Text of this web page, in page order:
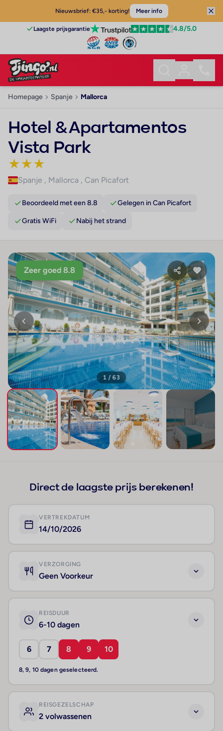
Nieuwsbrief: €35,- korting! Meer info
Laagste prijsgarantie 4.8/5.0
Homepage Spanje Mallorca
Hotel & Apartamentos
Vista Park
★★★
Spanje , Mallorca , Can Picafort
Beoordeeld met een 8.8 Gelegen in Can Picafort
Gratis WiFi Nabij het strand
Zeer goed 8.8
1 / 63
Direct de laagste prijs berekenen!
VERTREKDATUM
14/10/2026
VERZORGING
Geen Voorkeur
REISDUUR
6-10 dagen
6 7 8 9 10
8, 9, 10 dagen geselecteerd.
REISGEZELSCHAP
2 volwassenen